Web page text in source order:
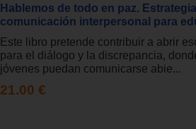
Hablemos de todo en paz.
comunicación interpersonal para
Este libro pretende contribuir a abrir
para el diálogo y la discrepancia,
jóvenes puedan comunicarse abie...
21.00 €